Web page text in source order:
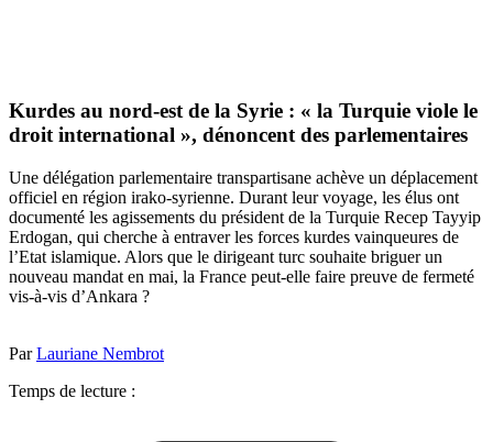
Kurdes au nord-est de la Syrie : « la Turquie viole le
droit international », dénoncent des parlementaires
Une délégation parlementaire transpartisane achève un déplacement
officiel en région irako-syrienne. Durant leur voyage, les élus ont
documenté les agissements du président de la Turquie Recep Tayyip
Erdogan, qui cherche à entraver les forces kurdes vainqueures de
l’Etat islamique. Alors que le dirigeant turc souhaite briguer un
nouveau mandat en mai, la France peut-elle faire preuve de fermeté
vis-à-vis d’Ankara ?
ParLauriane Nembrot
Temps de lecture :